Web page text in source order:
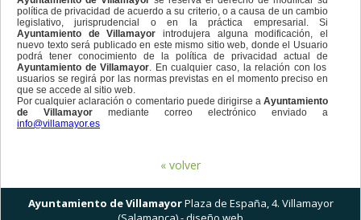
política de privacidad de acuerdo a su criterio, o a causa de un cambio
legislativo, jurisprudencial o en la práctica empresarial. Si
Ayuntamiento de Villamayor introdujera alguna modificación, el
nuevo texto será publicado en este mismo sitio web, donde el Usuario
podrá tener conocimiento de la política de privacidad actual de
Ayuntamiento de Villamayor. En cualquier caso, la relación con los
usuarios se regirá por las normas previstas en el momento preciso en
que se accede al sitio web.
Por cualquier aclaración o comentario puede dirigirse a Ayuntamiento
de Villamayor mediante correo electrónico enviado a
info@villamayor.es
« volver
Ayuntamiento de VillamayorPlaza de España, 4. Villamayor